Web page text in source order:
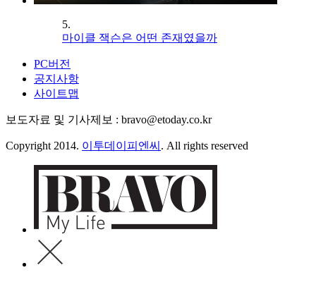
5.
마이클 잭슨은 어떤 존재였을까
PC버전
공지사항
사이트맵
보도자료 및 기사제보 : bravo@etoday.co.kr
Copyright 2014. 이투데이피엔씨 . All rights reserved